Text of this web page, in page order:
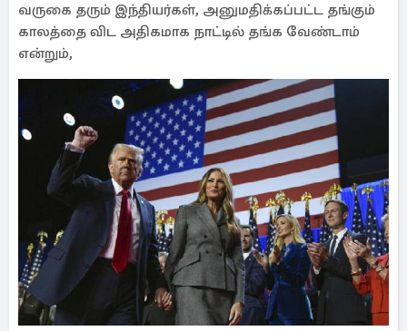
வருகை தரும் இந்தியர்கள், அனுமதிக்கப்பட்ட தங்கும்
காலத்தை விட அதிகமாக நாட்டில் தங்க வேண்டாம்
என்றும்,